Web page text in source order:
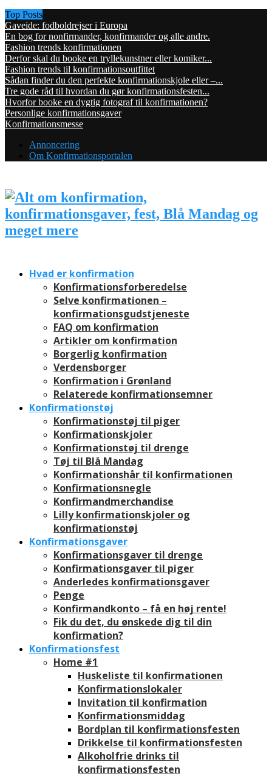
Top Posts
Gaveide: fodboldrejser i Europa
En bog for nonfirmander, konfirmander og alle andre.
Fashion trends konfirmationen
Derfor skal du booke en tryllekunstner eller komiker...
Fashion trends til konfirmationsoutfittet
Sådan finder du den perfekte konfirmationskjole eller –...
Tre gode råd til hvordan du gør konfirmationsfesten...
Hvorfor booke en dygtig fotograf til konfirmationen?
Personlige konfirmationsgaver
Konfirmationsmesse
Annoncering
Om Konfirmationsportalen
Hvad er konfirmation
Konfirmationsforberedelse
Selve konfirmationen –
konfirmationsgudstjeneste
FAQ om konfirmation
Artikler om konfirmation
Borgerlig konfirmation
Verdensborger
Konfirmation i Grønland
Relaterede konfirmationsemner
Konfirmationstøj
Konfirmationstøj til piger
Konfirmationskjoler
Konfirmationstøj til drenge
Tøj til Blå Mandag
Konfirmationshår til konfirmationen
Konfirmationsnegle
Konfirmandmerchandise
Lilly konfirmationskjoler og
konfirmationstøj
Konfirmationsgaver
Konfirmationsgaver til drenge
Konfirmationsgaver til piger
Anderledes konfirmationsgaver
Penge
Konfirmandkonto – få en høj rente!
Fik du det, du ønskede dig til din
konfirmation?
Konfirmationsfest
Home #1
Huskeliste til konfirmationen
Konfirmationslokaler
Invitation til konfirmation
Konfirmationsmiddag
Bordplan til konfirmationsfesten
Drikkelse til konfirmationsfesten
Alkoholfrie drinks til
konfirmationsfesten